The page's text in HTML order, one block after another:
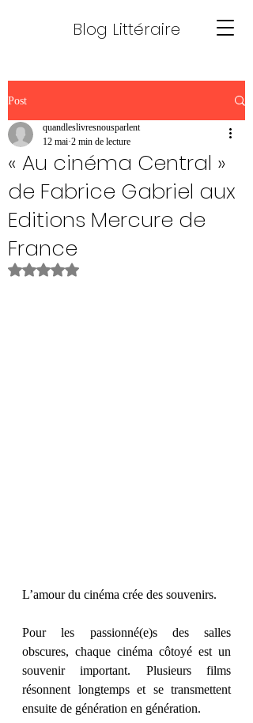
Blog Littéraire
Post
« Au cinéma Central »
de Fabrice Gabriel aux
Editions Mercure de
France
quandleslivresnousparlent
12 mai 2 min de lecture
Noté NaN étoiles sur 5.
L’amour du cinéma crée des souvenirs.
Pour les passionné(e)s des salles
obscures, chaque cinéma côtoyé est un
souvenir important. Plusieurs films
résonnent longtemps et se transmettent
ensuite de génération en génération.